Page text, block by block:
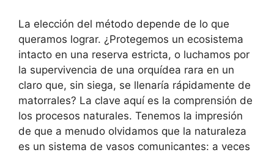
La elección del método depende de lo que
queramos lograr. ¿Protegemos un ecosistema
intacto en una reserva estricta, o luchamos por
la supervivencia de una orquídea rara en un
claro que, sin siega, se llenaría rápidamente de
matorrales? La clave aquí es la comprensión de
los procesos naturales. Tenemos la impresión
de que a menudo olvidamos que la naturaleza
es un sistema de vasos comunicantes: a veces